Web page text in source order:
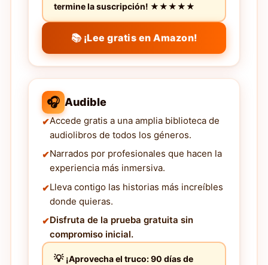
termine la suscripción! ★★★★★
📚 ¡Lee gratis en Amazon!
🎧 Audible
Accede gratis a una amplia biblioteca de
audiolibros de todos los géneros.
Narrados por profesionales que hacen la
experiencia más inmersiva.
Lleva contigo las historias más increíbles
donde quieras.
Disfruta de la prueba gratuita sin
compromiso inicial.
¡Aprovecha el truco: 90 días de